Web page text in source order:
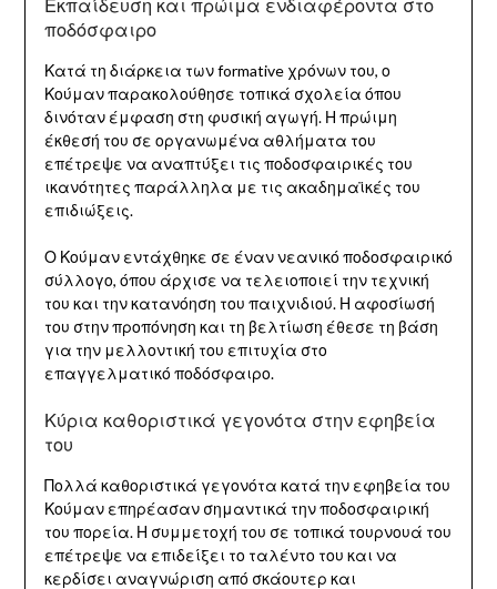
Εκπαίδευση και πρώιμα ενδιαφέροντα στο
ποδόσφαιρο
Κατά τη διάρκεια των formative χρόνων του, ο
Κούμαν παρακολούθησε τοπικά σχολεία όπου
δινόταν έμφαση στη φυσική αγωγή. Η πρώιμη
έκθεσή του σε οργανωμένα αθλήματα του
επέτρεψε να αναπτύξει τις ποδοσφαιρικές του
ικανότητες παράλληλα με τις ακαδημαϊκές του
επιδιώξεις.
Ο Κούμαν εντάχθηκε σε έναν νεανικό ποδοσφαιρικό
σύλλογο, όπου άρχισε να τελειοποιεί την τεχνική
του και την κατανόηση του παιχνιδιού. Η αφοσίωσή
του στην προπόνηση και τη βελτίωση έθεσε τη βάση
για την μελλοντική του επιτυχία στο
επαγγελματικό ποδόσφαιρο.
Κύρια καθοριστικά γεγονότα στην εφηβεία
του
Πολλά καθοριστικά γεγονότα κατά την εφηβεία του
Κούμαν επηρέασαν σημαντικά την ποδοσφαιρική
του πορεία. Η συμμετοχή του σε τοπικά τουρνουά του
επέτρεψε να επιδείξει το ταλέντο του και να
κερδίσει αναγνώριση από σκάουτερ και